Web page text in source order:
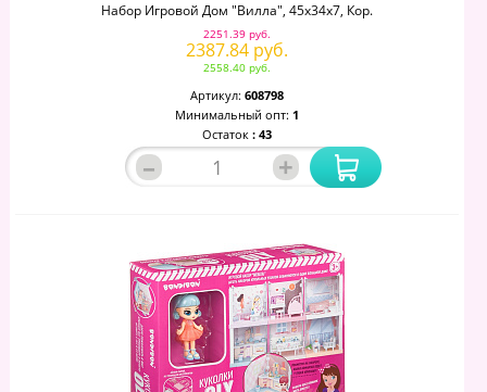
Набор Игровой Дом "Вилла", 45х34х7, Кор.
2251.39 руб.
2387.84 руб.
2558.40 руб.
Артикул: 608798
Минимальный опт: 1
Остаток : 43
– +